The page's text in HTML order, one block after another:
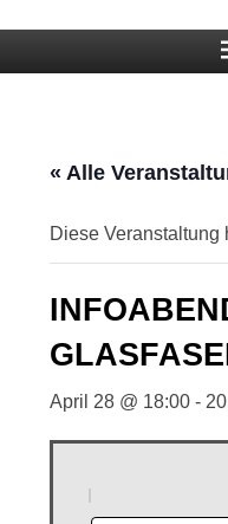
« Alle
Diese Veranstaltung
April 28 @ 18:00 -